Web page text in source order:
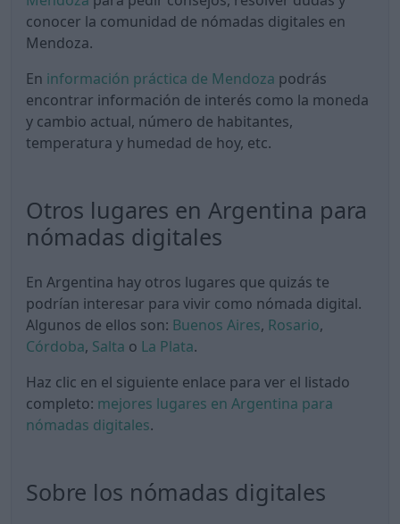
conocer la comunidad de nómadas digitales en
Mendoza.
En información práctica de Mendoza podrás
encontrar información de interés como la moneda
y cambio actual, número de habitantes,
temperatura y humedad de hoy, etc.
Otros lugares en Argentina para
nómadas digitales
En Argentina hay otros lugares que quizás te
podrían interesar para vivir como nómada digital.
Algunos de ellos son: Buenos Aires, Rosario,
Córdoba, Salta o La Plata.
Haz clic en el siguiente enlace para ver el listado
completo: mejores lugares en Argentina para
nómadas digitales.
Sobre los nómadas digitales